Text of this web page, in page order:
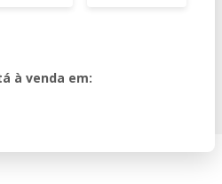
à venda em: